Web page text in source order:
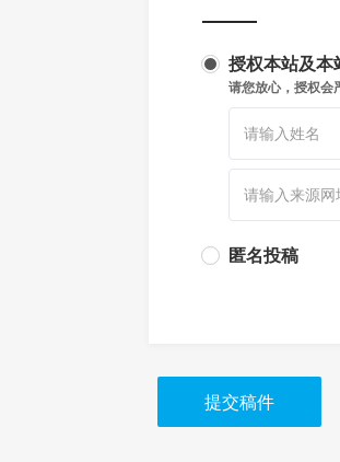
授权本站及本
请您放心，授权会
匿名投稿
提交稿件